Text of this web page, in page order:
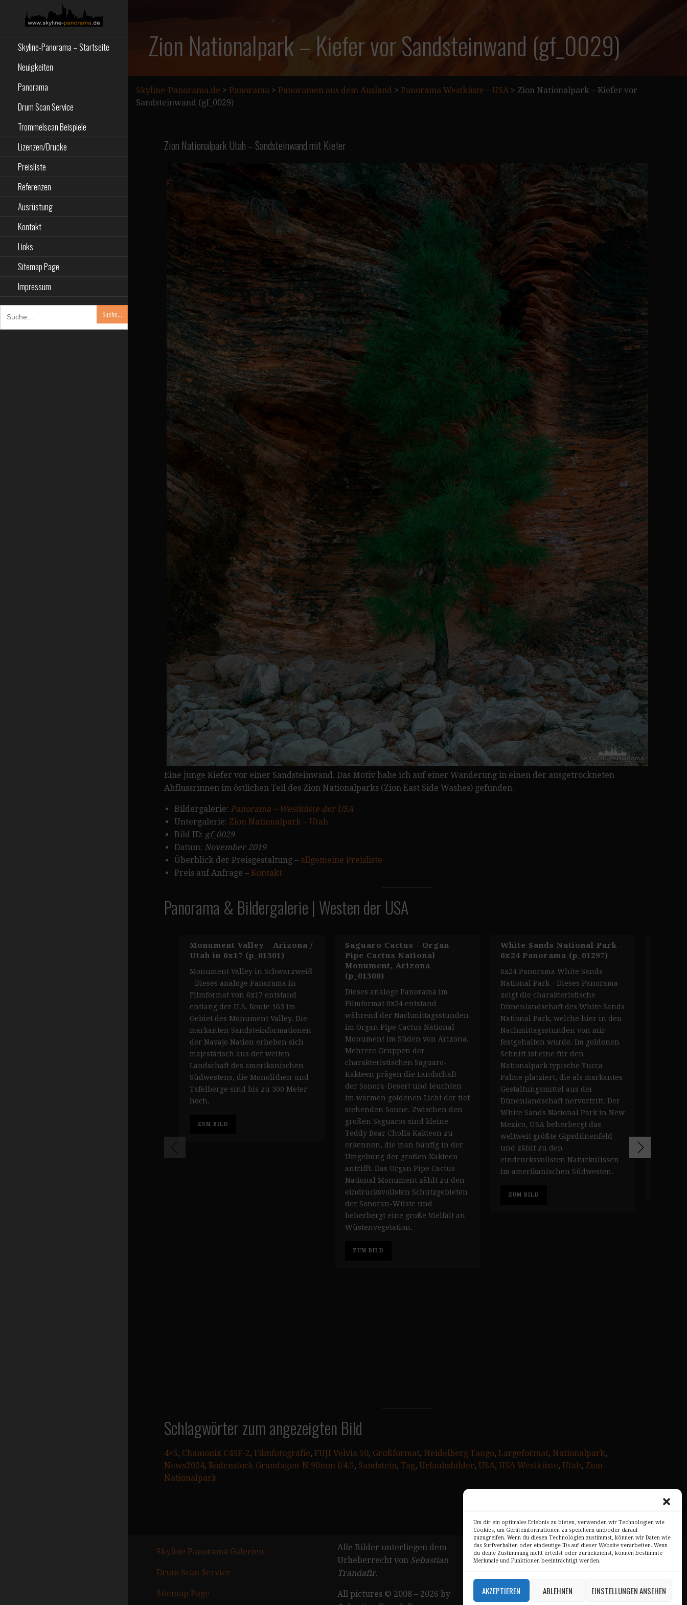
Um dir ein optimales Erlebnis zu bieten, verwenden wir Technologien wie
Cookies, um Geräteinformationen zu speichern und/oder darauf
zuzugreifen. Wenn du diesen Technologien zustimmst, können wir Daten wie
das Surfverhalten oder eindeutige IDs auf dieser Website verarbeiten. Wenn
du deine Zustimmung nicht erteilst oder zurückziehst, können bestimmte
Merkmale und Funktionen beeinträchtigt werden.
AKZEPTIEREN ABLEHNEN EINSTELLUNGEN ANSEHEN
SKYLINE-
PANORAMA.DE
Skyline-Panorama – Startseite
Neuigkeiten
Panorama
Drum Scan Service
Trommelscan Beispiele
Lizenzen/Drucke
Preisliste
Referenzen
Ausrüstung
Kontakt
Links
Sitemap Page
Impressum
SEARCH
FOR:
Zion Nationalpark – Kiefer vor Sandsteinwand (gf_0029)
Skyline-Panorama.de > Panorama > Panoramen aus dem Ausland > Panorama Westküste – USA > Zion Nationalpark – Kiefer vor
Sandsteinwand (gf_0029)
Zion Nationalpark Utah – Sandsteinwand mit Kiefer
Eine junge Kiefer vor einer Sandsteinwand. Das Motiv habe ich auf einer Wanderung in einen der ausgetrockneten
Abflussrinnen im östlichen Teil des Zion Nationalparks (Zion East Side Washes) gefunden.
Bildergalerie: Panorama – Westküste der USA
Untergalerie: Zion Nationalpark – Utah
Bild ID: gf_0029
Datum: November 2019
Überblick der Preisgestaltung – allgemeine Preisliste
Preis auf Anfrage – Kontakt
Panorama & Bildergalerie | Westen der USA
Monument Valley - Arizona /
Utah in 6x17 (p_01301)
Monument Valley in Schwarzweiß
- Dieses analoge Panorama in
Filmformat von 6x17 entstand
entlang der U.S. Route 163 im
Gebiet des Monument Valley. Die
markanten Sandsteinformationen
der Navajo Nation erheben sich
majestätisch aus der weiten
Landschaft des amerikanischen
Südwestens, die Monolithen und
Tafelberge sind bis zu 300 Meter
hoch.
ZUM BILD
Saguaro Cactus - Organ
Pipe Cactus National
Monument, Arizona
(p_01300)
Dieses analoge Panorama im
Filmformat 6x24 entstand
während der Nachmittagsstunden
im Organ Pipe Cactus National
Monument im Süden von Arizona.
Mehrere Gruppen der
charakteristischen Saguaro-
Kakteen prägen die Landschaft
der Sonora-Desert und leuchten
im warmen goldenen Licht der tief
stehenden Sonne. Zwischen den
großen Saguaros sind kleine
Teddy Bear Cholla Kakteen zu
erkennen, die man häufig in der
Umgebung der großen Kakteen
antrifft. Das Organ Pipe Cactus
National Monument zählt zu den
eindrucksvollsten Schutzgebieten
der Sonoran-Wüste und
beherbergt eine große Vielfalt an
Wüstenvegetation.
ZUM BILD
White Sands National Park -
6x24 Panorama (p_01297)
6x24 Panorama White Sands
National Park - Dieses Panorama
zeigt die charakteristische
Dünenlandschaft des White Sands
National Park, welche hier in den
Nachmittagsstunden von mir
festgehalten wurde. Im goldenen
Schnitt ist eine für den
Nationalpark typische Yucca
Palme platziert, die als markantes
Gestaltungsmittel aus der
Dünenlandschaft hervortritt. Der
White Sands National Park in New
Mexico, USA beherbergt das
weltweit größte Gipsdünenfeld
und zählt zu den
eindrucksvollsten Naturkulissen
im amerikanischen Südwesten.
ZUM BILD
Schlagwörter zum angezeigten Bild
4×5, Chamonix C45F-2, Filmfotografie, FUJI Velvia 50, Großformat, Heidelberg Tango, Largeformat, Nationalpark
News2024, Rodenstock Grandagon-N 90mm f/4.5, Sandstein, Tag, Urlaubsbilder, USA, USA Westküste, Utah, Zion-
Nationalpark
Skyline Panorama Galerien
Drum Scan Service
Sitemap Page
Alle Bilder unterliegen dem
Urheberrecht von Sebastian
Trandafir.
All pictures © 2008 – 2026 by
Impressum
AGB